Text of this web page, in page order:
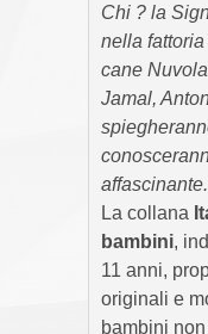
Chi ? la
nella
cane
Jamal,
affascinante.
La collana
bambini,
11 anni,
originali e
bambini